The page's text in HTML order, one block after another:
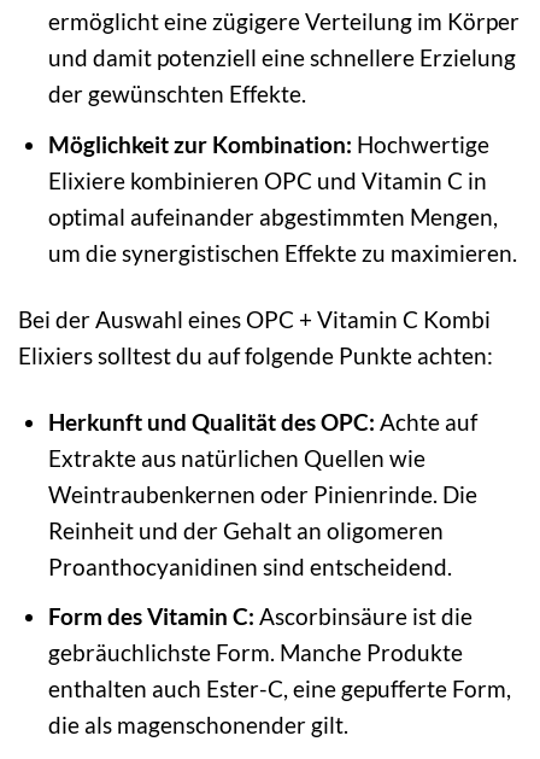
ermöglicht eine zügigere Verteilung im Körper
und damit potenziell eine schnellere Erzielung
der gewünschten Effekte.
Möglichkeit zur Kombination: Hochwertige
Elixiere kombinieren OPC und Vitamin C in
optimal aufeinander abgestimmten Mengen,
um die synergistischen Effekte zu maximieren.
Bei der Auswahl eines OPC + Vitamin C Kombi
Elixiers solltest du auf folgende Punkte achten:
Herkunft und Qualität des OPC: Achte auf
Extrakte aus natürlichen Quellen wie
Weintraubenkernen oder Pinienrinde. Die
Reinheit und der Gehalt an oligomeren
Proanthocyanidinen sind entscheidend.
Form des Vitamin C: Ascorbinsäure ist die
gebräuchlichste Form. Manche Produkte
enthalten auch Ester-C, eine gepufferte Form,
die als magenschonender gilt.